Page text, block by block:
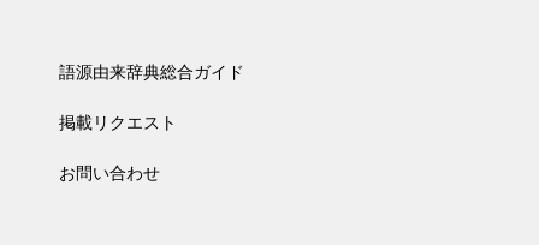
語源由来辞典総合ガイド
掲載リクエスト
お問い合わせ